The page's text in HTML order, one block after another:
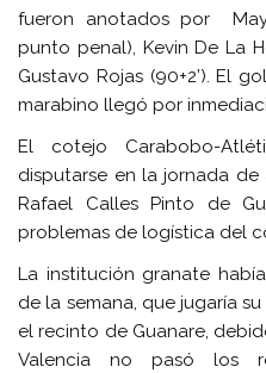
fueron anotados por
punto penal), Kevin De La
Gustavo Rojas (90+2’). El
marabino llegó por
El cotejo Carabobo-
disputarse en la jornada
Rafael Calles Pinto de
problemas de logística del
La institución granate
de la semana, que jugaría
el recinto de Guanare,
Valencia no pasó los